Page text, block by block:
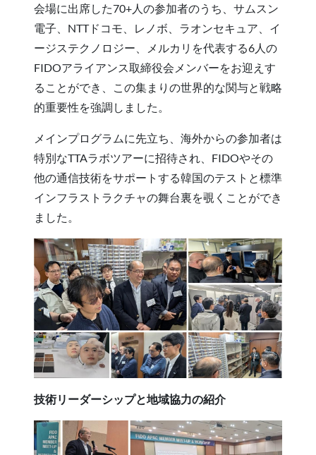
会場に出席した70+人の参加者のうち、サムスン
電子、NTTドコモ、レノボ、ラオンセキュア、イ
ージステクノロジー、メルカリを代表する6人の
FIDOアライアンス取締役会メンバーをお迎えす
ることができ、この集まりの世界的な関与と戦略
的重要性を強調しました。
メインプログラムに先立ち、海外からの参加者は
特別なTTAラボツアーに招待され、FIDOやその
他の通信技術をサポートする韓国のテストと標準
インフラストラクチャの舞台裏を覗くことができ
ました。
技術リーダーシップと地域協力の紹介